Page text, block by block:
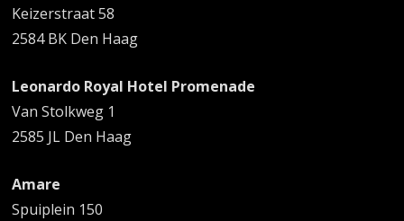
Keizerstraat 58
2584 BK Den Haag
Leonardo Royal Hotel Promenade
Van Stolkweg 1
2585 JL Den Haag
Amare
Spuiplein 150